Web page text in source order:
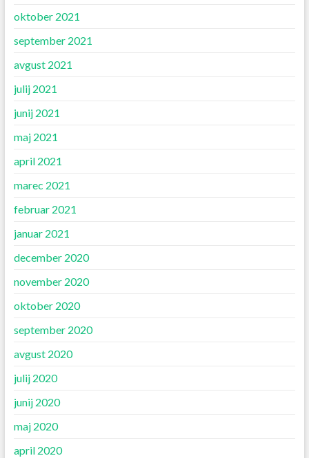
oktober 2021
september 2021
avgust 2021
julij 2021
junij 2021
maj 2021
april 2021
marec 2021
februar 2021
januar 2021
december 2020
november 2020
oktober 2020
september 2020
avgust 2020
julij 2020
junij 2020
maj 2020
april 2020